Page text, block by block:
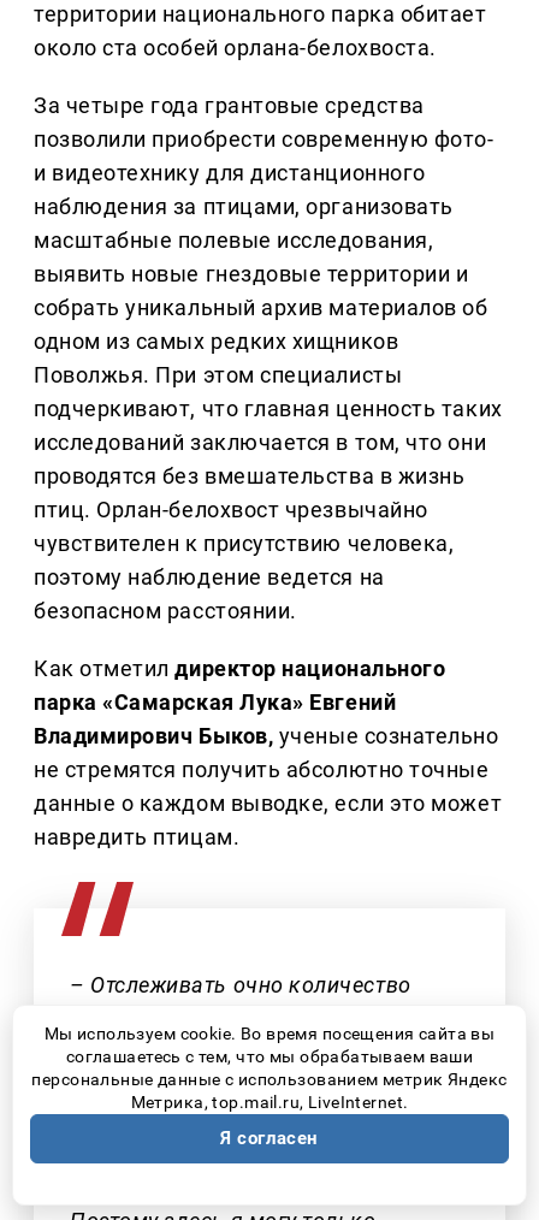
территории национального парка обитает
около ста особей орлана-белохвоста.
За четыре года грантовые средства
позволили приобрести современную фото-
и видеотехнику для дистанционного
наблюдения за птицами, организовать
масштабные полевые исследования,
выявить новые гнездовые территории и
собрать уникальный архив материалов об
одном из самых редких хищников
Поволжья. При этом специалисты
подчеркивают, что главная ценность таких
исследований заключается в том, что они
проводятся без вмешательства в жизнь
птиц. Орлан-белохвост чрезвычайно
чувствителен к присутствию человека,
поэтому наблюдение ведется на
безопасном расстоянии.
Как отметилдиректор национального
парка «Самарская Лука» Евгений
Владимирович Быков, ученые сознательно
не стремятся получить абсолютно точные
данные о каждом выводке, если это может
навредить птицам.
– Отслеживать очно количество
опасно – потому что птицы могут
пострадать. Отслеживать точное
количество у нас задачи не было, но
Мы используем cookie. Во время посещения сайта вы
соглашаетесь с тем, что мы обрабатываем ваши
персональные данные с использованием метрик Яндекс
Метрика, top.mail.ru, LiveInternet.
Я согласен